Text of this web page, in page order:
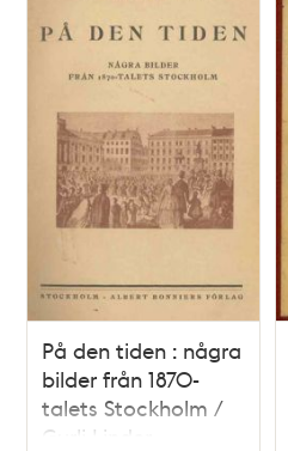
På den tiden : några
bilder från 1870-
talets Stockholm /
Gurli Linder